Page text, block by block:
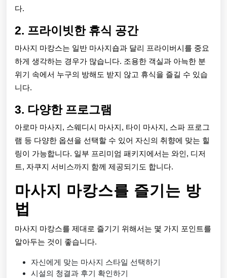
다.
2. 프라이빗한 휴식 공간
마사지 마캉스는 일반 마사지숍과 달리 프라이버시를 중요
하게 생각하는 경우가 많습니다. 조용한 객실과 아늑한 분
위기 속에서 누구의 방해도 받지 않고 휴식을 즐길 수 있습
니다.
3. 다양한 프로그램
아로마 마사지, 스웨디시 마사지, 타이 마사지, 스파 프로그
램 등 다양한 옵션을 선택할 수 있어 자신의 취향에 맞는 힐
링이 가능합니다. 일부 프리미엄 패키지에서는 와인, 디저
트, 자쿠지 서비스까지 함께 제공되기도 합니다.
마사지 마캉스를 즐기는 방
법
마사지 마캉스를 제대로 즐기기 위해서는 몇 가지 포인트를
알아두는 것이 좋습니다.
자신에게 맞는 마사지 스타일 선택하기
시설의 청결과 후기 확인하기